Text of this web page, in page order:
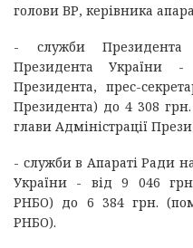
голови ВР, керівника
- служби Президента
Президента
Президента, прес-
Президента) до 4 308
глави Адміністрації
- служби в Апараті Ради
України - від 9 046
РНБО) до 6 384 грн.
РНБО).